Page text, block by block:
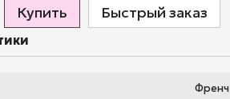
Купить Быстрый заказ
Френч